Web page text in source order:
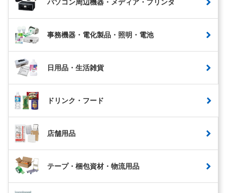
パソコン周辺機器・メディア・プリンタ
事務機器・電化製品・照明・電池
日用品・生活雑貨
ドリンク・フード
店舗用品
テープ・梱包資材・物流用品